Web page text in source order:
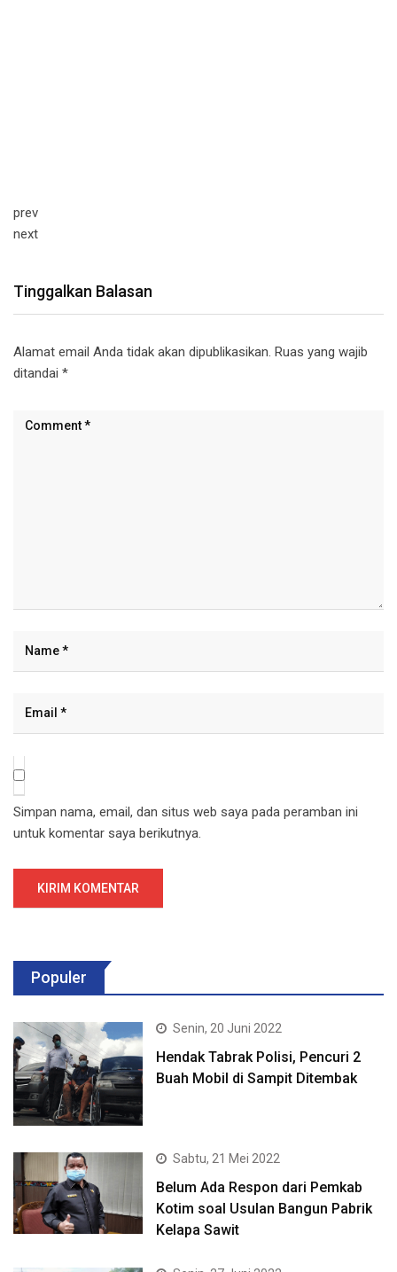
prev
next
Tinggalkan Balasan
Alamat email Anda tidak akan dipublikasikan. Ruas yang wajib
ditandai *
Simpan nama, email, dan situs web saya pada peramban ini
untuk komentar saya berikutnya.
Populer
Senin, 20 Juni 2022
Hendak Tabrak Polisi, Pencuri 2
Buah Mobil di Sampit Ditembak
Sabtu, 21 Mei 2022
Belum Ada Respon dari Pemkab
Kotim soal Usulan Bangun Pabrik
Kelapa Sawit